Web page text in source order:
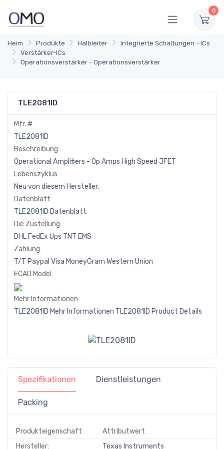
0
Heim Produkte Halbleiter
Integrierte Schaltungen - ICs
Verstärker-ICs
Operationsverstärker - Operationsverstärker
TLE2081ID
Mfr. #:
TLE2081ID
Beschreibung:
Operational Amplifiers - Op Amps High Speed JFET
Lebenszyklus:
Neu von diesem Hersteller.
Datenblatt:
TLE2081ID Datenblatt
Die Zustellung:
DHL FedEx Ups TNT EMS
Zahlung:
T/T Paypal Visa MoneyGram Western Union
ECAD Model:
Mehr Informationen:
TLE2081ID Mehr Informationen TLE2081ID Product Details
Spezifikationen Dienstleistungen
Packing
Produkteigenschaft
Attributwert
Hersteller:
Texas Instruments